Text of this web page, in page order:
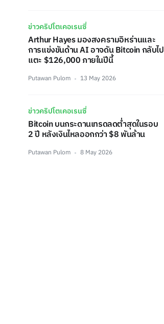
ข่าวคริปโตเคอเรนซี่
Arthur Hayes มองสงครามอิหร่านและ
การแข่งขันด้าน AI อาจดัน Bitcoin กลับไป
แตะ $126,000 ภายในปีนี้
Putawan Pulom 13 May 2026
ข่าวคริปโตเคอเรนซี่
Bitcoin บนกระดานเทรดลดต่ำสุดในรอบ
2 ปี หลังเงินไหลออกกว่า $8 พันล้าน
Putawan Pulom 8 May 2026